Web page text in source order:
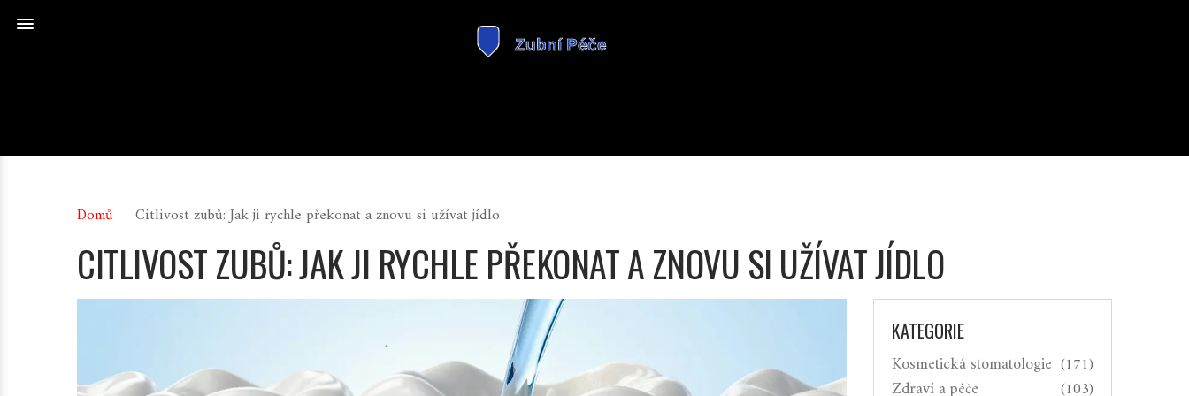
Domů Citlivost zubů: Jak ji rychle překonat a znovu si užívat jídlo
CITLIVOST ZUBŮ: JAK JI RYCHLE PŘEKONAT A ZNOVU SI UŽÍVAT JÍDLO
KATEGORIE
Kosmetická stomatologie (171)
Zdraví a péče (103)